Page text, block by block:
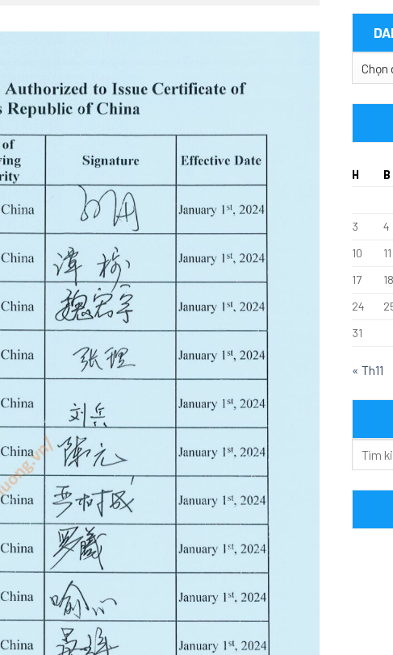
TỨC
H B
3
4
10
11
17
18
24
31
« Th11